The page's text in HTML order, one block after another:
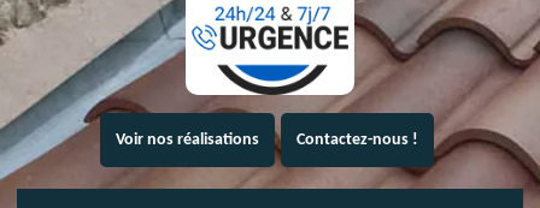
Voir nos réalisations Contactez-nous !